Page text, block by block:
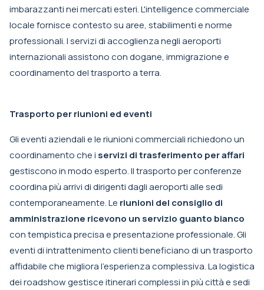
imbarazzanti nei mercati esteri. L'intelligence commerciale
locale fornisce contesto su aree, stabilimenti e norme
professionali. I servizi di accoglienza negli aeroporti
internazionali assistono con dogane, immigrazione e
coordinamento del trasporto a terra.
Trasporto per riunioni ed eventi
Gli eventi aziendali e le riunioni commerciali richiedono un
coordinamento che i servizi di trasferimento per affari
gestiscono in modo esperto. Il trasporto per conferenze
coordina più arrivi di dirigenti dagli aeroporti alle sedi
contemporaneamente. Le riunioni del consiglio di
amministrazione ricevono un servizio guanto bianco
con tempistica precisa e presentazione professionale. Gli
eventi di intrattenimento clienti beneficiano di un trasporto
affidabile che migliora l'esperienza complessiva. La logistica
dei roadshow gestisce itinerari complessi in più città e sedi